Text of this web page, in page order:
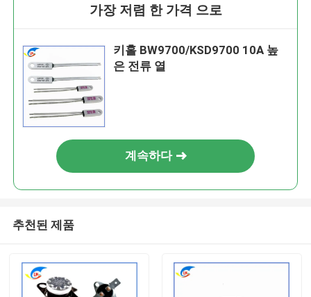
가장 저렴 한 가격 으로
키홀 BW9700/KSD9700 10A 높
은 전류 열
계속하다
추천된 제품